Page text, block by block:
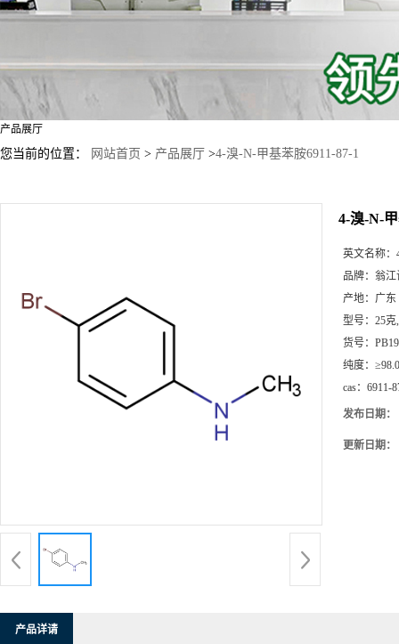
产品展厅
您当前的位置： 网站首页 > 产品展厅 >4-溴-N-甲基苯胺6911-87-1
4-溴-N-
英文名称：
品牌： 翁江
产地： 广东
型号： 25克
货号：
纯度：
cas： 6911-
发布日期：
更新日期：
产品详请